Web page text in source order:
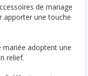
de mariage
apporter une touche
mariée adoptent une
relief.